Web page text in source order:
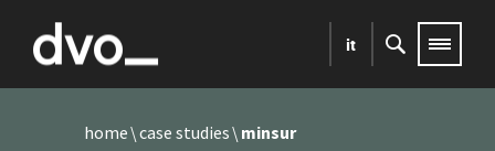
it
home case studies minsur